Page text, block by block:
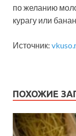
по желанию
курагу или
Источник:
ПОХОЖИЕ